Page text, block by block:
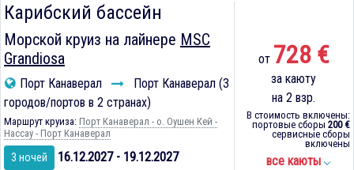
Карибский бассейн
Морской круиз на лайнере MSC
Grandiosa
Порт Канаверал
Порт Канаверал (3
городов/портов в 2 странах)
Маршрут круиза: Порт Канаверал - о. Оушен Кей -
Нассау - Порт Канаверал
3 ночей 16.12.2027 - 19.12.2027
от 728 €
за каюту
на 2 взр.
В стоимость включены:
портовые сборы 200 €
сервисные сборы
включены
все каюты